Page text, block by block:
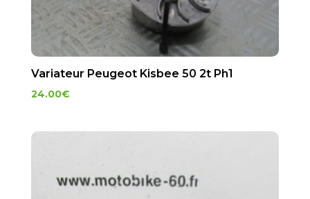
Variateur Peugeot Kisbee 50 2t Ph1
24.00€